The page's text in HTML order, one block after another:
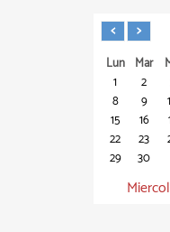
Lun Mar
1
2
8
9
15
16
22
23
29
30